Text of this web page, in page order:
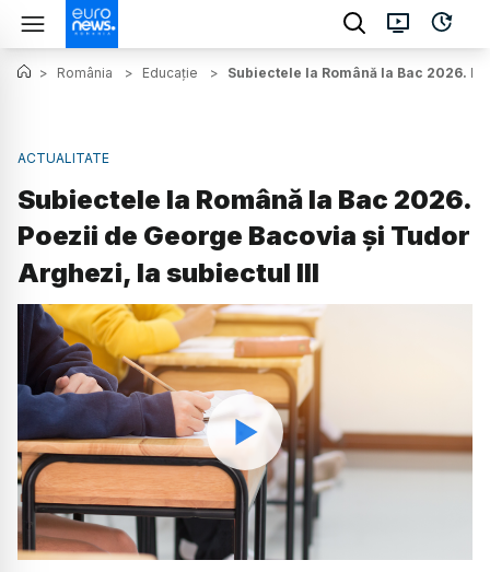
> România > Educație > Subiectele la Română la Bac 2026.
ACTUALITATE
Subiectele la Română la Bac 2026.
Poezii de George Bacovia și Tudor
Arghezi, la subiectul III
Watch